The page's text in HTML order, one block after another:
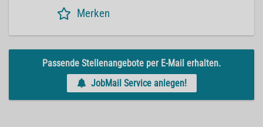
Merken
Passende Stellenangebote per E-Mail erhalten.
JobMail Service anlegen!